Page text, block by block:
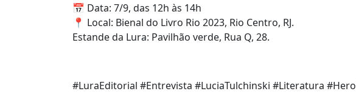
📅 Data: 7/9, das 12h às 14h
📍 Local: Bienal do Livro Rio 2023, Rio Centro, RJ.
Estande da Lura: Pavilhão verde, Rua Q, 28.
#LuraEditorial #Entrevista #LuciaTulchinski #Literatura